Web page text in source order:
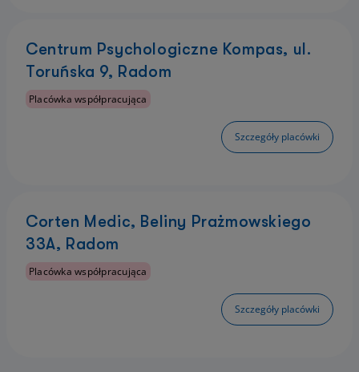
Centrum Psychologiczne Kompas, ul.
Toruńska 9, Radom
Placówka współpracująca
Szczegóły placówki
Corten Medic, Beliny Prażmowskiego
33A, Radom
Placówka współpracująca
Szczegóły placówki